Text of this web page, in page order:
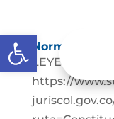
Abrir barra de
Normatividad
LEYES:
https://